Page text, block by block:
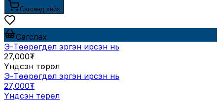
Сагсанд хийх
Сагслах
Э-Төөрөгдөл эргэн ирсэн нь
27,000₮
Үндсэн төрөл
Э-Төөрөгдөл эргэн ирсэн нь
27,000₮
Үндсэн төрөл